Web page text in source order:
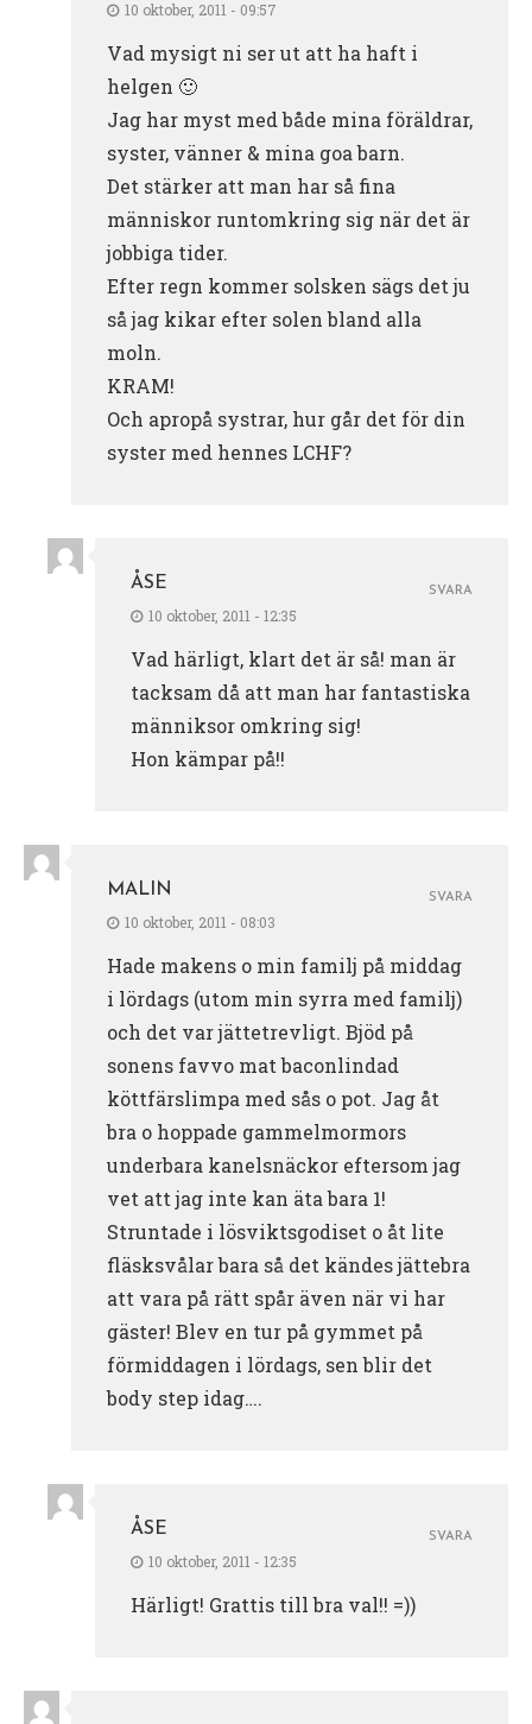
10 oktober, 2011 - 09:57
Vad mysigt ni ser ut att ha haft i
helgen 🙂
Jag har myst med både mina föräldrar,
syster, vänner & mina goa barn.
Det stärker att man har så fina
människor runtomkring sig när det är
jobbiga tider.
Efter regn kommer solsken sägs det ju
så jag kikar efter solen bland alla
moln.
KRAM!
Och apropå systrar, hur går det för din
syster med hennes LCHF?
ÅSE
10 oktober, 2011 - 12:35
Vad härligt, klart det är så! man är
tacksam då att man har fantastiska
männiksor omkring sig!
Hon kämpar på!!
SVARA
MALIN
10 oktober, 2011 - 08:03
Hade makens o min familj på middag
i lördags (utom min syrra med familj)
och det var jättetrevligt. Bjöd på
sonens favvo mat baconlindad
köttfärslimpa med sås o pot. Jag åt
bra o hoppade gammelmormors
underbara kanelsnäckor eftersom jag
vet att jag inte kan äta bara 1!
Struntade i lösviktsgodiset o åt lite
fläsksvålar bara så det kändes jättebra
att vara på rätt spår även när vi har
gäster! Blev en tur på gymmet på
förmiddagen i lördags, sen blir det
body step idag….
SVARA
ÅSE
10 oktober, 2011 - 12:35
Härligt! Grattis till bra val!! =))
SVARA